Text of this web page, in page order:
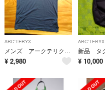
ARC'TERYX
メンズ アークテリクス Tシャツ 半袖
¥ 2,980
ARC'TERYX
¥ 10,000